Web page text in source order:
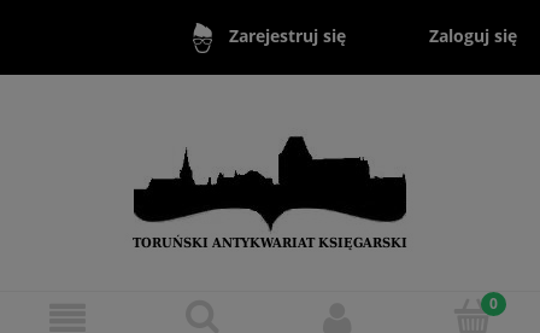
Zarejestruj się Zaloguj się